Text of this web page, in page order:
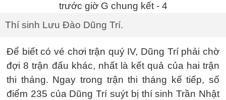
Thí sinh Lưu Đào Dũng Trí.
Để biết có vé chơi trận quý IV, Dũng Trí phải chờ
đợi 8 trận đấu khác, nhất là kết quả của hai trận
thi tháng. Ngay trong trận thi tháng kế tiếp, số
điểm 235 của Dũng Trí suýt bị thí sinh Trần Nhật